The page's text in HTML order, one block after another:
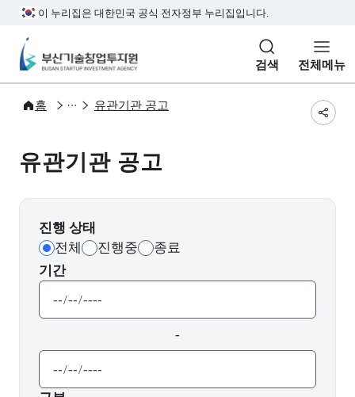
본문 바로가기
주메뉴 바로가기
서브메뉴 바로가기
하단메뉴 바로가기
이 누리집은 대한민국 공식 전자정부 누리집입니다.
부산기술창업투자원
검색 전체메뉴
홈
사업공고
유관기관 유관기관 공고
공
유관기관 공고
진행 상태
전체
진행중
종료
기간
-
종료날짜